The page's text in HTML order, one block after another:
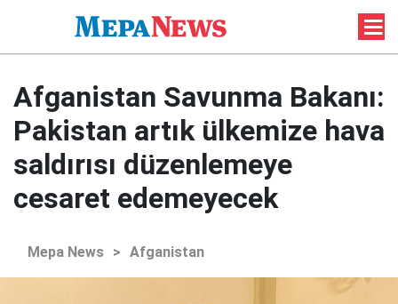
Afganistan Savunma Bakanı:
Pakistan artık ülkemize hava
saldırısı düzenlemeye
cesaret edemeyecek
Mepa News > Afganistan